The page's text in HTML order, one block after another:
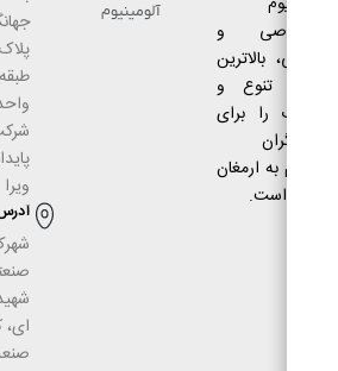
و
بالاترین
تنوع و
را برای
ارمغان
آلومینیوم
جهانگیری،
واحد ۱۹،
پایدار فلز
آدرس كارخانه:
شهيد زواره
ای، كوچه
صنعت ۱۱ ،